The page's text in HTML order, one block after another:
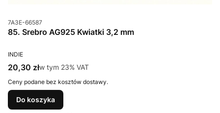
Kod produktu
7A3E-66587
85. Srebro AG925 Kwiatki 3,2 mm
PRODUCENT
INDIE
Cena brutto
20,30 złw tym %s VAT
w tym 23% VAT
Ceny podane bez kosztów dostawy.
Do koszyka